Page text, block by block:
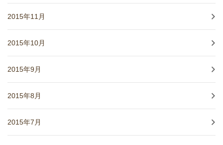
2015年11月
2015年10月
2015年9月
2015年8月
2015年7月